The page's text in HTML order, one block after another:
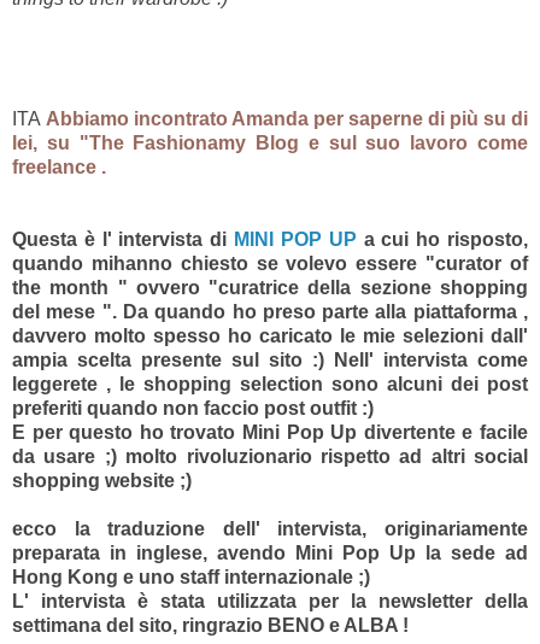
ITA Abbiamo incontrato Amanda per saperne di più su di
lei, su "The Fashionamy Blog e sul suo lavoro come
freelance .
Questa è l' intervista di MINI POP UP a cui ho risposto,
quando mihanno chiesto se volevo essere "curator of
the month " ovvero "curatrice della sezione shopping
del mese ". Da quando ho preso parte alla piattaforma ,
davvero molto spesso ho caricato le mie selezioni dall'
ampia scelta presente sul sito :) Nell' intervista come
leggerete , le shopping selection sono alcuni dei post
preferiti quando non faccio post outfit :)
E per questo ho trovato Mini Pop Up divertente e facile
da usare ;) molto rivoluzionario rispetto ad altri social
shopping website ;)
ecco la traduzione dell' intervista, originariamente
preparata in inglese, avendo Mini Pop Up la sede ad
Hong Kong e uno staff internazionale ;)
L' intervista è stata utilizzata per la newsletter della
settimana del sito, ringrazio BENO e ALBA !